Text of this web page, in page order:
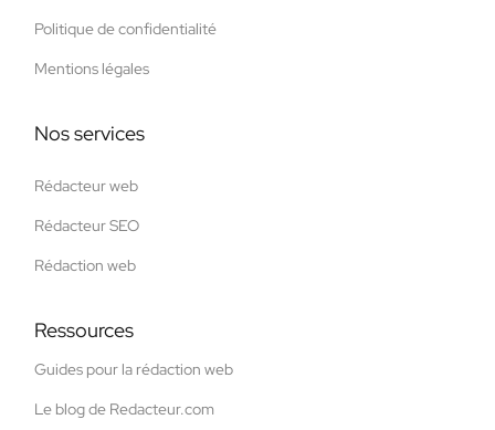
Politique de confidentialité
Mentions légales
Nos services
Rédacteur web
Rédacteur SEO
Rédaction web
Ressources
Guides pour la rédaction web
Le blog de Redacteur.com